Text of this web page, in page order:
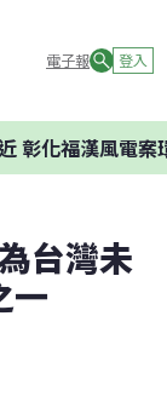
電子報 登入
福漢風電案環
台灣未
一